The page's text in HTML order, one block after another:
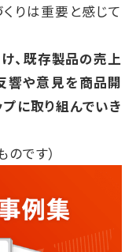
りは重要と感じて
、既存製品の売上
響や意見を商品開
に取り組んでいき
です）